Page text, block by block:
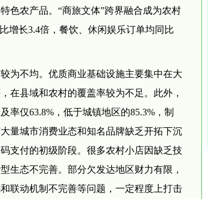
色农产品。“商旅文体”跨界融合成为农村
增长3.4倍，餐饮、休闲娱乐订单均同比
为不均。优质商业基础设施主要集中在大
在县域和农村的覆盖率较为不足。此外，
仅63.8%，低于城镇地区的85.3%，制
量城市消费业态和知名品牌缺乏开拓下沉
支付的初级阶段。很多农村小店因缺乏技
生态不完善。部分欠发达地区财力有限，
联动机制不完善等问题，一定程度上打击